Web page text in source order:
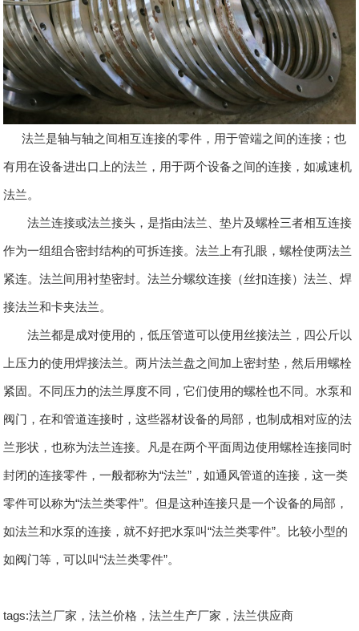
法兰是轴与轴之间相互连接的零件，用于管端之间的连接；也
有用在设备进出口上的法兰，用于两个设备之间的连接，如减速机
法兰。
法兰连接或法兰接头，是指由法兰、垫片及螺栓三者相互连接
作为一组组合密封结构的可拆连接。法兰上有孔眼，螺栓使两法兰
紧连。法兰间用衬垫密封。法兰分螺纹连接（丝扣连接）法兰、焊
接法兰和卡夹法兰。
法兰都是成对使用的，低压管道可以使用丝接法兰，四公斤以
上压力的使用焊接法兰。两片法兰盘之间加上密封垫，然后用螺栓
紧固。不同压力的法兰厚度不同，它们使用的螺栓也不同。水泵和
阀门，在和管道连接时，这些器材设备的局部，也制成相对应的法
兰形状，也称为法兰连接。凡是在两个平面周边使用螺栓连接同时
封闭的连接零件，一般都称为“法兰”，如通风管道的连接，这一类
零件可以称为“法兰类零件”。但是这种连接只是一个设备的局部，
如法兰和水泵的连接，就不好把水泵叫“法兰类零件”。比较小型的
如阀门等，可以叫“法兰类零件”。
tags:法兰厂家，法兰价格，法兰生产厂家，法兰供应商